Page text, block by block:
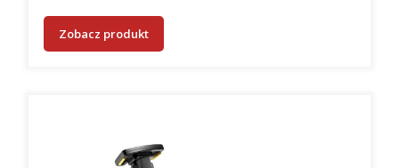
Zobacz produkt